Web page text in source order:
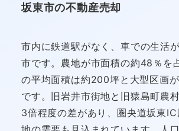
坂東市の不動産売却
市内に鉄道駅がなく、車での生活
市です。農地が市面積の約48％を
の平均面積は約200坪と大型区画
です。旧岩井市街地と旧猿島町農
3倍程度の差があり、圏央道坂東